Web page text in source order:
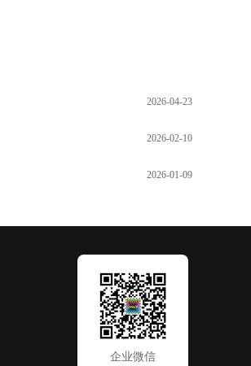
2026-04-23
2026-02-10
2026-01-09
企业微信